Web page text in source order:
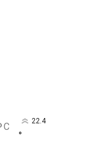
C 22.4
°